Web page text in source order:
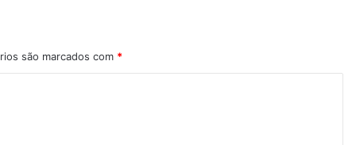
são marcados com *